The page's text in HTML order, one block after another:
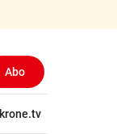
Abo
krone.tv